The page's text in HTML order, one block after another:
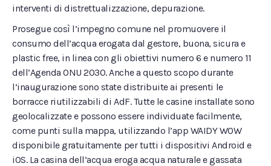
interventi di distrettualizzazione, depurazione.
Prosegue così l’impegno comune nel promuovere il
consumo dell’acqua erogata dal gestore, buona, sicura e
plastic free, in linea con gli obiettivi numero 6 e numero 11
dell’Agenda ONU 2030. Anche a questo scopo durante
l’inaugurazione sono state distribuite ai presenti le
borracce riutilizzabili di AdF. Tutte le casine installate sono
geolocalizzate e possono essere individuate facilmente,
come punti sulla mappa, utilizzando l’app WAIDY WOW
disponibile gratuitamente per tutti i dispositivi Android e
iOS. La casina dell’acqua eroga acqua naturale e gassata